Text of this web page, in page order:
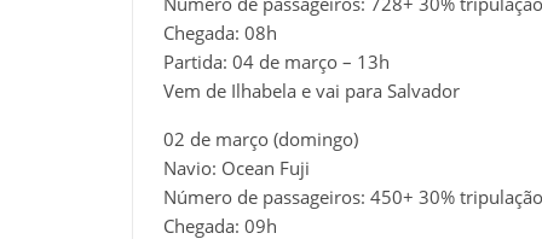
Chegada: 08h
Partida: 04 de março – 13h
Vem de Ilhabela e vai para Salvador
02 de março (domingo)
Navio: Ocean Fuji
Número de passageiros: 450+ 30% tripulação
Chegada: 09h